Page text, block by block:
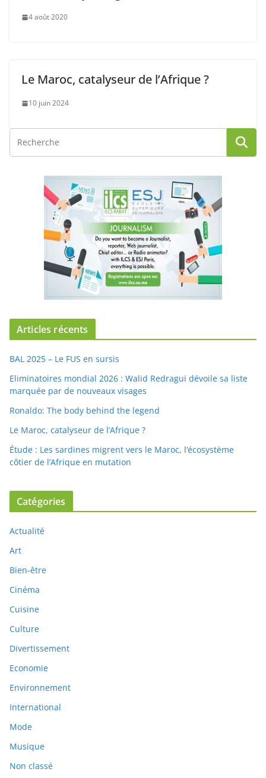
4 août 2020
Le Maroc, catalyseur de l’Afrique ?
10 juin 2024
Articles récents
BAL 2025 – Le FUS en sursis
Eliminatoires mondial 2026 : Walid Redragui dévoile sa liste
marquée par de nouveaux visages
Ronaldo: The body behind the legend
Le Maroc, catalyseur de l’Afrique ?
Étude : Les sardines migrent vers le Maroc, l’écosystème
côtier de l’Afrique en mutation
Catégories
Actualité
Art
Bien-être
Cinéma
Cuisine
Culture
Divertissement
Economie
Environnement
International
Mode
Musique
Non classé